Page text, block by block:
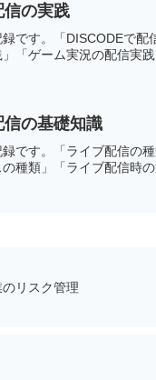
信の実践
です。「DISCODEで
「ゲーム実況の配信実
信の基礎知識
です。「ライブ配信の
種類」「ライブ配信時
リスク管理